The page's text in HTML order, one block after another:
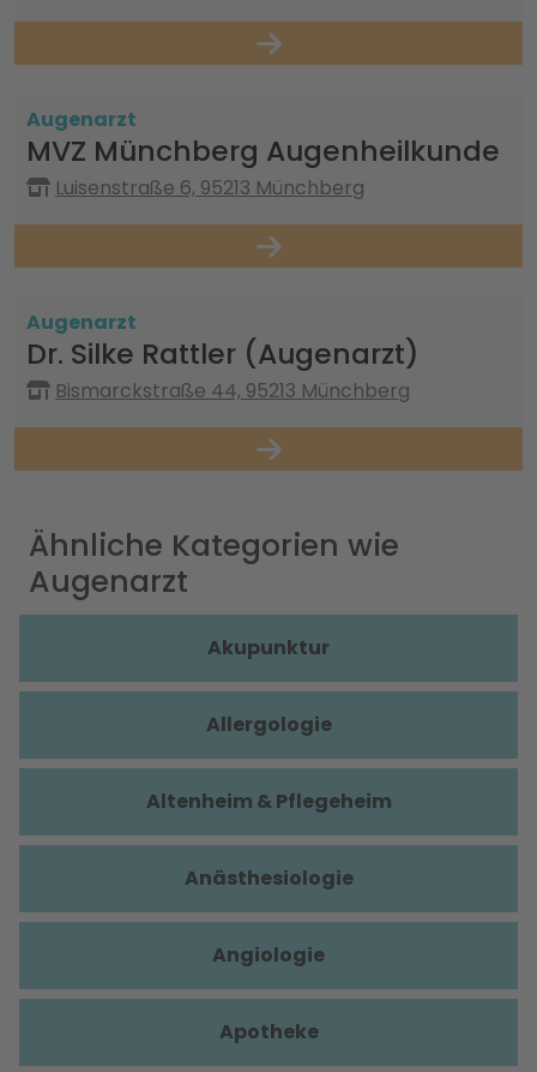
Augenarzt
MVZ Münchberg Augenheilkunde
Luisenstraße 6, 95213 Münchberg
Augenarzt
Dr. Silke Rattler (Augenarzt)
Bismarckstraße 44, 95213 Münchberg
Ähnliche Kategorien wie
Augenarzt
Akupunktur
Allergologie
Altenheim & Pflegeheim
Anästhesiologie
Angiologie
Apotheke